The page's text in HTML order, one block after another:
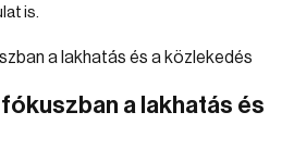
is.
a lakhatás és